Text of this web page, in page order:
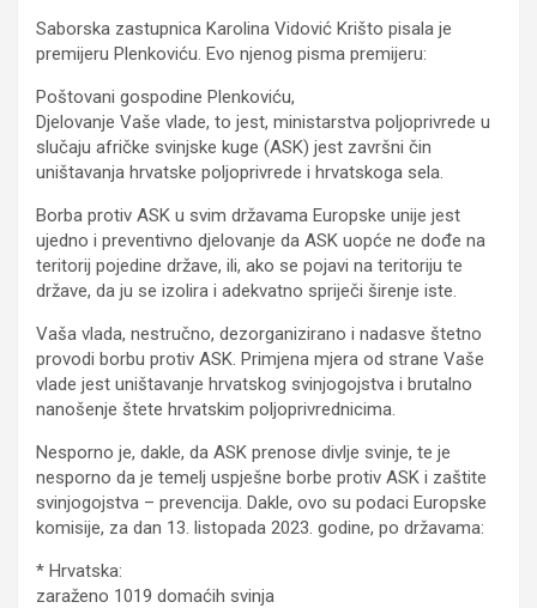
Saborska zastupnica Karolina Vidović Krišto pisala je
premijeru Plenkoviću. Evo njenog pisma premijeru:
Poštovani gospodine Plenkoviću,
Djelovanje Vaše vlade, to jest, ministarstva poljoprivrede u
slučaju afričke svinjske kuge (ASK) jest završni čin
uništavanja hrvatske poljoprivrede i hrvatskoga sela.
Borba protiv ASK u svim državama Europske unije jest
ujedno i preventivno djelovanje da ASK uopće ne dođe na
teritorij pojedine države, ili, ako se pojavi na teritoriju te
države, da ju se izolira i adekvatno spriječi širenje iste.
Vaša vlada, nestručno, dezorganizirano i nadasve štetno
provodi borbu protiv ASK. Primjena mjera od strane Vaše
vlade jest uništavanje hrvatskog svinjogojstva i brutalno
nanošenje štete hrvatskim poljoprivrednicima.
Nesporno je, dakle, da ASK prenose divlje svinje, te je
nesporno da je temelj uspješne borbe protiv ASK i zaštite
svinjogojstva – prevencija. Dakle, ovo su podaci Europske
komisije, za dan 13. listopada 2023. godine, po državama:
* Hrvatska:
zaraženo 1019 domaćih svinja